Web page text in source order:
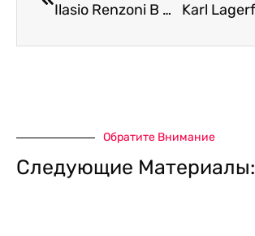
Ilasio Renzoni В Италии В Римини
Обратите Внимание
Следующие Материалы: